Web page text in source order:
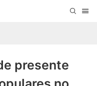
presente